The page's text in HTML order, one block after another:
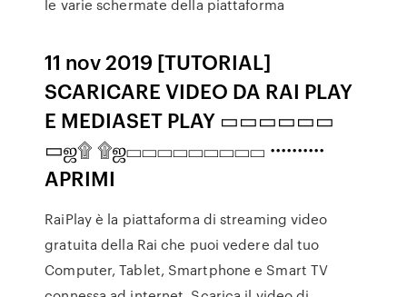
le varie schermate della piattaforma
11 nov 2019 [TUTORIAL]
SCARICARE VIDEO DA RAI PLAY
E MEDIASET PLAY ▭▭▭▭▭▭
▭ஜ۩ ۩ஜ▭▭▭▭▭▭▭▭▭ ··········
APRIMI
RaiPlay è la piattaforma di streaming video
gratuita della Rai che puoi vedere dal tuo
Computer, Tablet, Smartphone e Smart TV